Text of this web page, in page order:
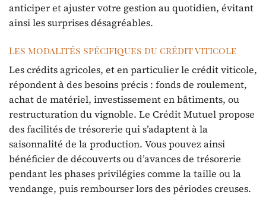
anticiper et ajuster votre gestion au quotidien, évitant
ainsi les surprises désagréables.
Les modalités spécifiques du crédit viticole
Les crédits agricoles, et en particulier le crédit viticole,
répondent à des besoins précis : fonds de roulement,
achat de matériel, investissement en bâtiments, ou
restructuration du vignoble. Le Crédit Mutuel propose
des facilités de trésorerie qui s’adaptent à la
saisonnalité de la production. Vous pouvez ainsi
bénéficier de découverts ou d’avances de trésorerie
pendant les phases privilégies comme la taille ou la
vendange, puis rembourser lors des périodes creuses.